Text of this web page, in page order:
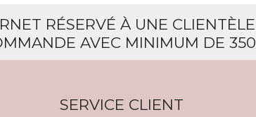
RÉSERVÉ À UNE
AVEC MINIMUM DE
SERVICE CLIENT